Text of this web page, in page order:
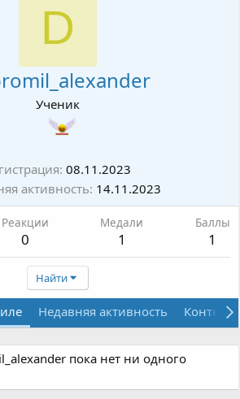
D
Ученик
08.11.2023
активность 14.11.2023
Реакции
0
Медали
1
Баллы
1
Найти
Недавняя активность Контент
пока нет ни одного